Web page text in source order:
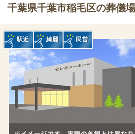
千葉県千葉市稲毛区の葬儀
駅近 綺麗 民営